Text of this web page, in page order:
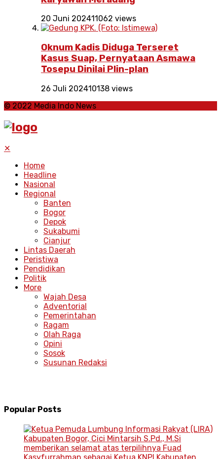
20 Juni 202411062 views
Oknum Kadis Diduga Terseret
Kasus Suap, Pernyataan Asmawa
Tosepu Dinilai Plin-plan
26 Juli 202410138 views
© 2022 Media Indo News
✕
Home
Headline
Nasional
Regional
Banten
Bogor
Depok
Sukabumi
Cianjur
Lintas Daerah
Peristiwa
Pendidikan
Politik
More
Wajah Desa
Adventorial
Pemerintahan
Ragam
Olah Raga
Opini
Sosok
Susunan Redaksi
Popular Posts